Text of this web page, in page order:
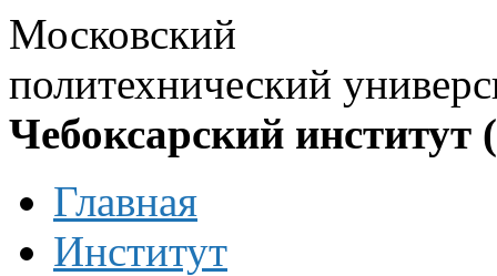
Московский
политехнический
Чебоксарский институт
Главная
Институт